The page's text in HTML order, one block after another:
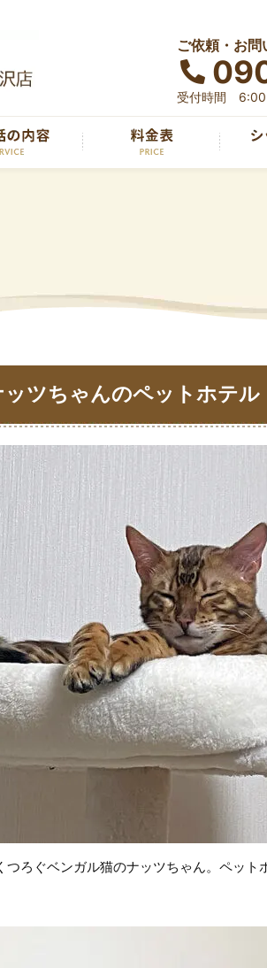
ご依頼・お問
受付時間 6:00
ツちゃんのペットホテル
つろぐベンガル猫のナッツちゃん。ペット